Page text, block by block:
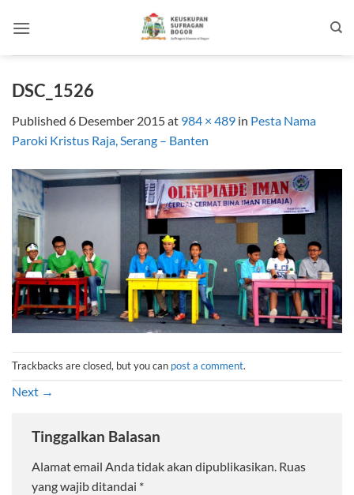
DSC_1526
Published 6 Desember 2015at 984 × 489 in Pesta Nama
Paroki Kristus Raja, Serang – Banten
Trackbacks are closed, but you can post a comment.
Next →
Tinggalkan Balasan
Alamat email Anda tidak akan dipublikasikan. Ruas
yang wajib ditandai *